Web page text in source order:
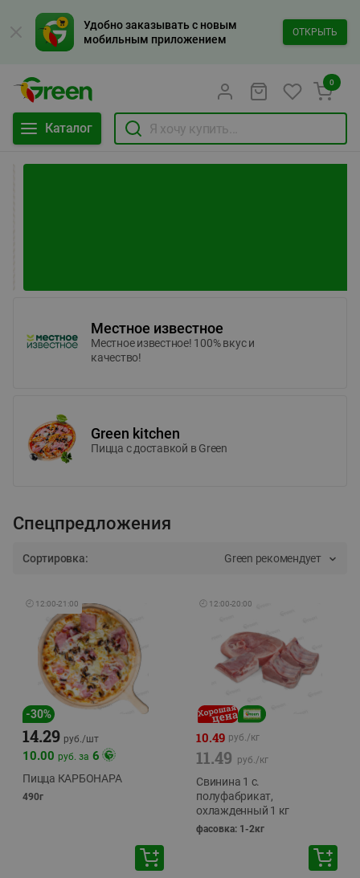
Удобно заказывать с новым
мобильным приложением
ОТКРЫТЬ
Каталог
0
Местное известное
Местное известное! 100% вкус и
качество!
Green kitchen
Пицца c доставкой в Green
Спецпредложения
Сортировка: Green рекомендует
🕘 12:00-21:00
-30%
14.29 руб./шт
10.00 руб. за 6
Пицца КАРБОНАРА
490г
🕘 12:00-20:00
10.49 руб./кг
11.49 руб./кг
Свинина 1 с.
полуфабрикат,
охлажденный 1 кг
фасовка: 1-2кг